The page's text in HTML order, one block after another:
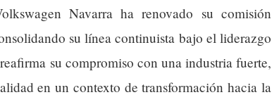
Navarra ha renovado su comisión
su línea continuista bajo el liderazgo
su compromiso con una industria fuerte,
en un contexto de transformación hacia la